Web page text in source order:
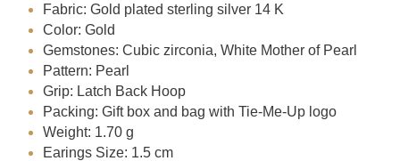
Fabric: Gold plated sterling silver 14 K
Color: Gold
Gemstones: Cubic zirconia, White Mother of Pearl
Pattern: Pearl
Grip: Latch Back Hoop
Packing: Gift box and bag with Tie-Me-Up logo
Weight: 1.70 g
Earings Size: 1.5 cm